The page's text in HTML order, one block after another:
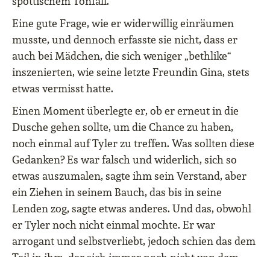
Eine gute Frage, wie er widerwillig einräumen
musste, und dennoch erfasste sie nicht, dass er
auch bei Mädchen, die sich weniger „bethlike“
inszenierten, wie seine letzte Freundin Gina, stets
etwas vermisst hatte.
Einen Moment überlegte er, ob er erneut in die
Dusche gehen sollte, um die Chance zu haben,
noch einmal auf Tyler zu treffen. Was sollten diese
Gedanken? Es war falsch und widerlich, sich so
etwas auszumalen, sagte ihm sein Verstand, aber
ein Ziehen in seinem Bauch, das bis in seine
Lenden zog, sagte etwas anderes. Und das, obwohl
er Tyler noch nicht einmal mochte. Er war
arrogant und selbstverliebt, jedoch schien das dem